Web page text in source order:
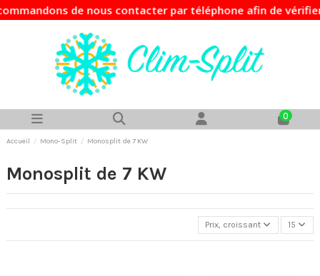
de nous contacter par téléphone afin de vérifier la
0
Accueil Mono-Split Monosplit de 7 KW
Monosplit de 7 KW
Prix, croissant 15